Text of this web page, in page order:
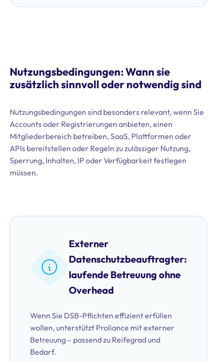
Nutzungsbedingungen: Wann sie
zusätzlich sinnvoll oder notwendig sind
Nutzungsbedingungen sind besonders relevant, wenn Sie
Accounts oder Registrierungen anbieten, einen
Mitgliederbereich betreiben, SaaS, Plattformen oder
APIs bereitstellen oder Regeln zu zulässiger Nutzung,
Sperrung, Inhalten, IP oder Verfügbarkeit festlegen
müssen.
Externer
Datenschutzbeauftragter:
laufende Betreuung ohne
Overhead
Wenn Sie DSB-Pflichten effizient erfüllen
wollen, unterstützt Proliance mit externer
Betreuung – passend zu Reifegrad und
Bedarf.